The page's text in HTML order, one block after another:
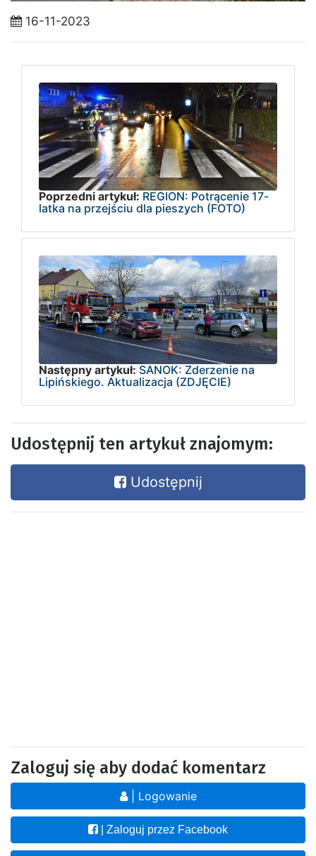
16-11-2023
Poprzedni artykuł: REGION: Potrącenie 17-
latka na przejściu dla pieszych (FOTO)
Następny artykuł: SANOK: Zderzenie na
Lipińskiego. Aktualizacja (ZDJĘCIE)
Udostępnij ten artykuł znajomym:
Udostępnij
Zaloguj się aby dodać komentarz
| Logowanie
| Zaloguj przez Facebook